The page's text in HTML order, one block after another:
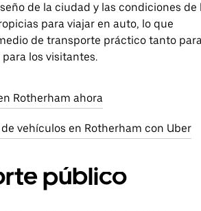
de la ciudad y las condiciones de
para viajar en auto, lo que
de transporte práctico tanto
los visitantes.
Rotherham ahora
vehículos en Rotherham con Uber
público